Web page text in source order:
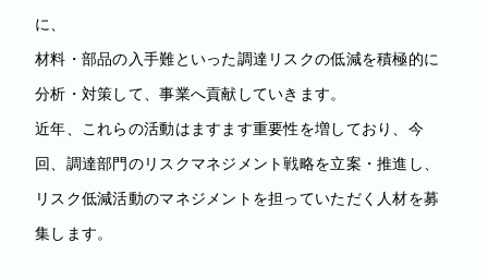
に、
材料・部品の入手難といった調達リスクの低減を積極的に
分析・対策して、事業へ貢献していきます。
近年、これらの活動はますます重要性を増しており、今
回、調達部門のリスクマネジメント戦略を立案・推進し、
リスク低減活動のマネジメントを担っていただく人材を募
集します。